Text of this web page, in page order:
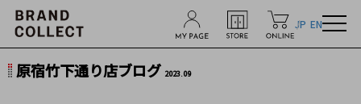
JP EN
原宿竹下通り店ブログ 2023.09